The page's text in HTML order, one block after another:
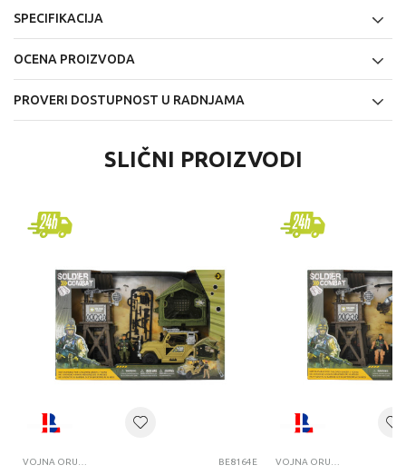
SPECIFIKACIJA
OCENA PROIZVODA
PROVERI DOSTUPNOST U RADNJAMA
SLIČNI PROIZVODI
BE8164E